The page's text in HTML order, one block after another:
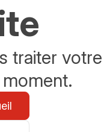
traiter votre